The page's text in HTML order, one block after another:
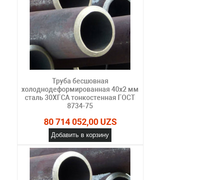
Труба бесшовная
холоднодеформированная 40х2 мм
сталь 30ХГСА тонкостенная ГОСТ
8734-75
80 714 052,00 UZS
Добавить в корзину